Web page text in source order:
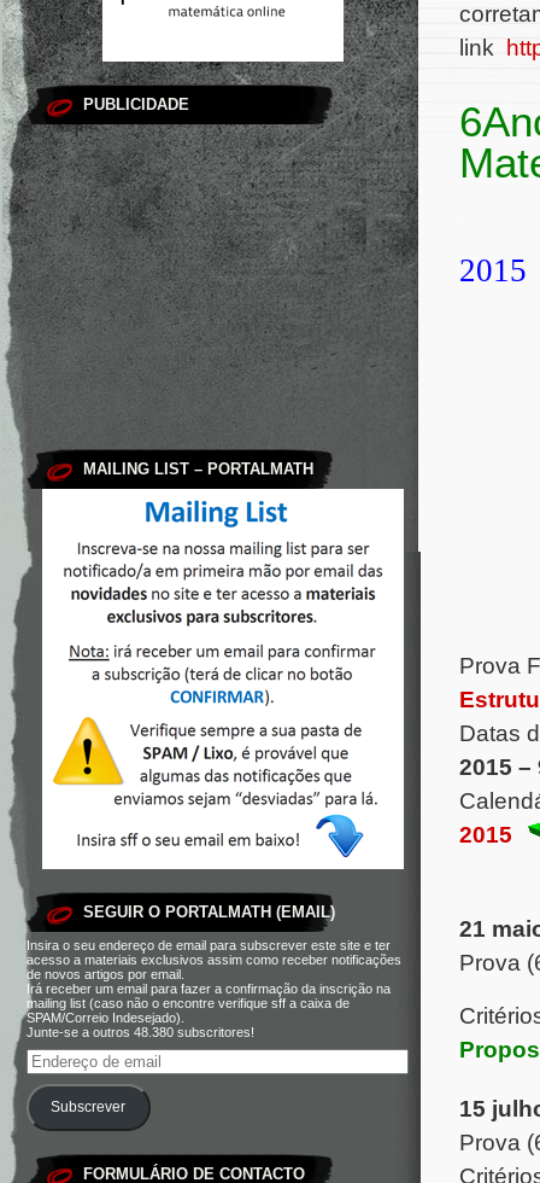
PUBLICIDADE
MAILING LIST – PORTALMATH
SEGUIR O PORTALMATH (EMAIL)
Insira o seu endereço de email para subscrever este site e ter
acesso a materiais exclusivos assim como receber notificações
de novos artigos por email.
Irá receber um email para fazer a confirmação da inscrição na
mailing list (caso não o encontre verifique sff a caixa de
SPAM/Correio Indesejado).
Junte-se a outros 48.380 subscritores!
Subscrever
FORMULÁRIO DE CONTACTO
link
2015
Prova
Datas
2015 –
2015
21
Prova
15
Prova